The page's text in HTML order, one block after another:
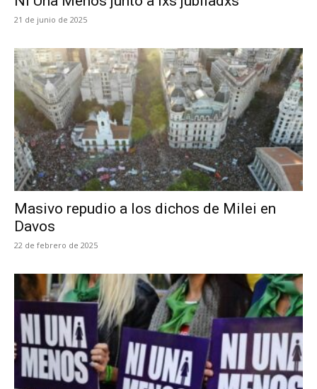
21 de junio de 2025
Masivo repudio a los dichos de Milei en
Davos
22 de febrero de 2025